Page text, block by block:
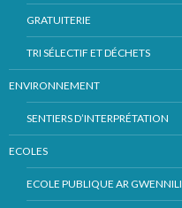
GRATUITERIE
TRI SÉLECTIF ET DÉCHETS
ENVIRONNEMENT
SENTIERS D’INTERPRÉTATION
ECOLES
ECOLE PUBLIQUE AR GWENNILI